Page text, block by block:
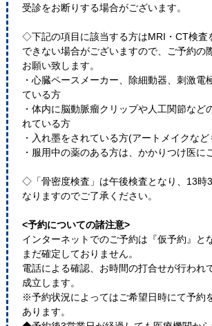
受診をお断りする場合がございます。
◇下記の項目に該当する方はMRI・CT検査
できない場合がございますので、ご予約の
お願い致します。
・心臓ペースメーカー、除細動器、刺激電
ている方
・体内に脳動脈瘤クリップや人工関節など
れている方
・入れ墨をされている方(アートメイクなど
・服用中の薬のある方は、かかりつけ医に
◇「骨密度検査」は午後検査となり、13時
なりますのでご了承ください。
<予約についての諸注意>
インターネットでのご予約は『仮予約』と
まだ確定しておりません。
電話による確認、お時間の打合せが行われ
成立します。
※予約状況によってはご希望日時にて予約
あります。